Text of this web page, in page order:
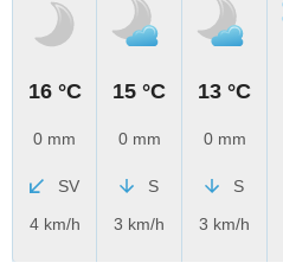
16 °C
0 mm
SV
4 km/h
15 °C
0 mm
S
3 km/h
13 °C
0 mm
S
3 km/h